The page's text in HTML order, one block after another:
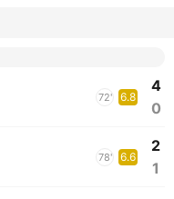
72' 6.8
4
0
78' 6.6
2
1